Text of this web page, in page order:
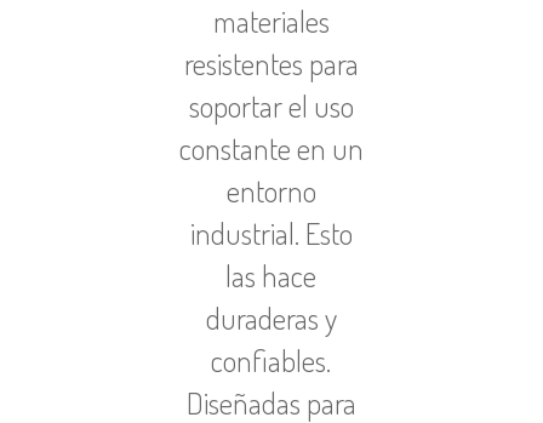
materiales
resistentes para
soportar el uso
constante en un
entorno
industrial. Esto
las hace
duraderas y
confiables.
Diseñadas para